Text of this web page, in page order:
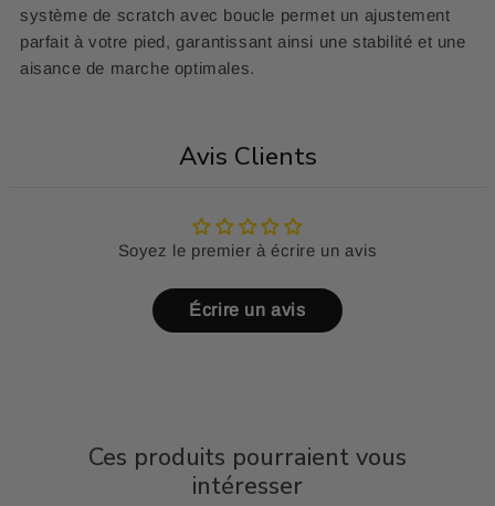
système de scratch avec boucle permet un ajustement
parfait à votre pied, garantissant ainsi une stabilité et une
aisance de marche optimales.
Avis Clients
Soyez le premier à écrire un avis
Écrire un avis
Ces produits pourraient vous
intéresser